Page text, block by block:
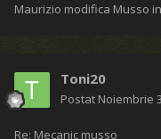
Maurizio modifica Musso
Toni20
Postat Noiembrie
Re: Mecanic musso